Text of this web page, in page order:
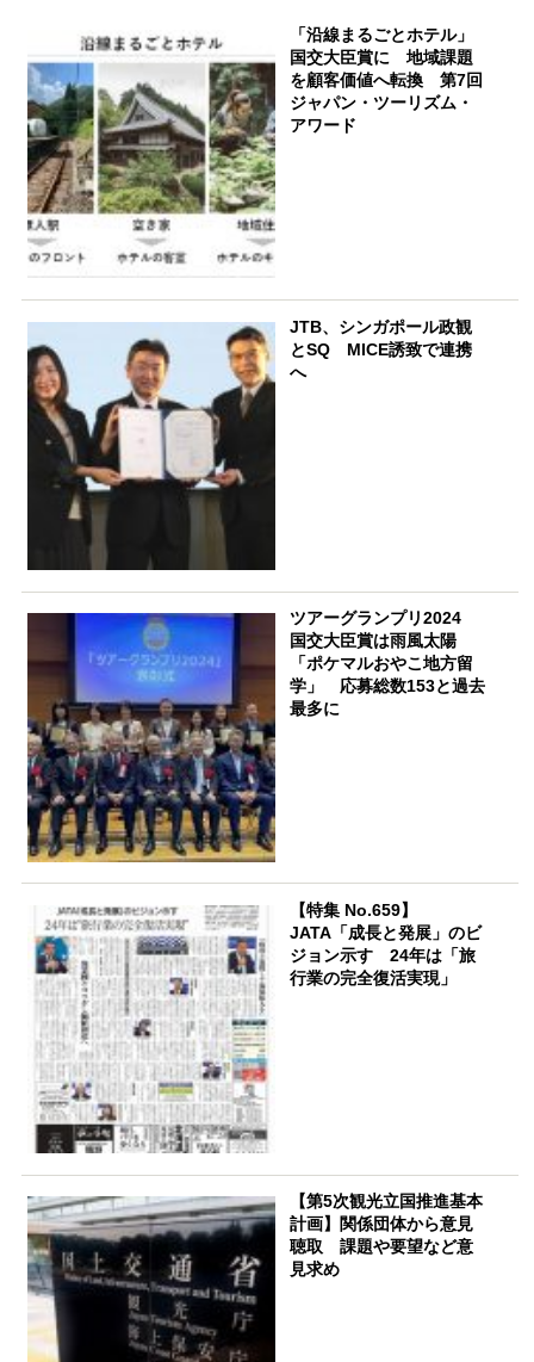
「沿線まるごとホテル」
国交大臣賞に 地域課題
を顧客価値へ転換 第7回
ジャパン・ツーリズム・
アワード
JTB、シンガポール政観
とSQ MICE誘致で連携
へ
ツアーグランプリ2024
国交大臣賞は雨風太陽
「ポケマルおやこ地方留
学」 応募総数153と過去
最多に
【特集 No.659】
JATA「成長と発展」のビ
ジョン示す 24年は「旅
行業の完全復活実現」
【第5次観光立国推進基本
計画】関係団体から意見
聴取 課題や要望など意
見求め